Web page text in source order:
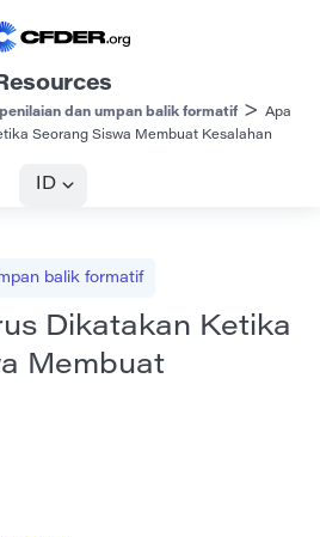
dan umpan balik formatif>
Apa
Seorang Siswa Membuat Kesalahan
ID
balik formatif
Dikatakan Ketika
Membuat